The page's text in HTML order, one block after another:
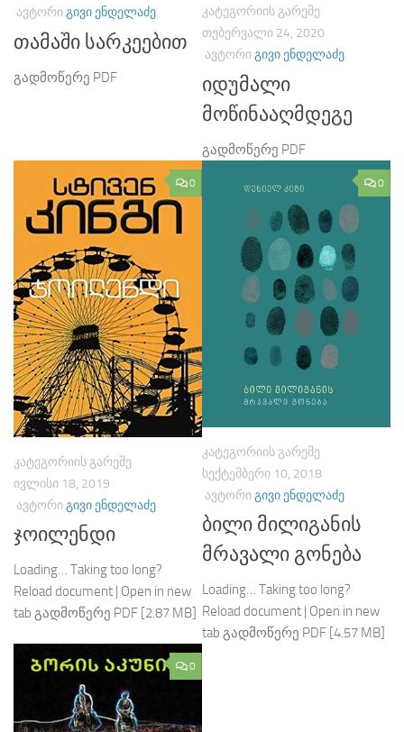
ᲐᲕᲢᲝᲠᲘᲒᲘᲕᲘ ᲔᲜᲓᲔᲚᲐᲫᲔ
თამაში სარკეებით
გადმოწერე PDF
ᲙᲐᲢᲔᲒᲝᲠᲘᲘᲡ ᲒᲐᲠᲔᲨᲔ
ᲗᲔᲑᲔᲠᲕᲐᲚᲘ 24, 2020
ᲐᲕᲢᲝᲠᲘᲒᲘᲕᲘ ᲔᲜᲓᲔᲚᲐᲫᲔ
იდუმალი
მოწინააღმდეგე
გადმოწერე PDF
0
ᲙᲐᲢᲔᲒᲝᲠᲘᲘᲡ ᲒᲐᲠᲔᲨᲔ
ᲘᲕᲚᲘᲡᲘ 18, 2019
ᲐᲕᲢᲝᲠᲘᲒᲘᲕᲘ ᲔᲜᲓᲔᲚᲐᲫᲔ
ჯოილენდი
Loading… Taking too long?
Reload document | Open in new
tab გადმოწერე PDF [2.87 MB]
0
ᲙᲐᲢᲔᲒᲝᲠᲘᲘᲡ ᲒᲐᲠᲔᲨᲔ
ᲡᲔᲥᲢᲔᲛᲑᲔᲠᲘ 10, 2018
ᲐᲕᲢᲝᲠᲘᲒᲘᲕᲘ ᲔᲜᲓᲔᲚᲐᲫᲔ
ბილი მილიგანის
მრავალი გონება
Loading… Taking too long?
Reload document | Open in new
tab გადმოწერე PDF [4.57 MB]
0